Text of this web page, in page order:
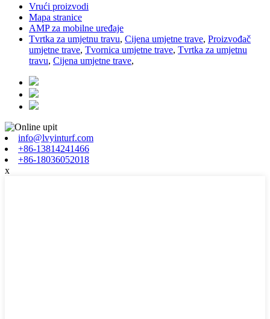
Vrući proizvodi
Mapa stranice
AMP za mobilne uređaje
Tvrtka za umjetnu travu, Cijena umjetne trave, Proizvođač
umjetne trave, Tvornica umjetne trave, Tvrtka za umjetnu
travu, Cijena umjetne trave,
info@lvyinturf.com
+86-13814241466
+86-18036052018
x